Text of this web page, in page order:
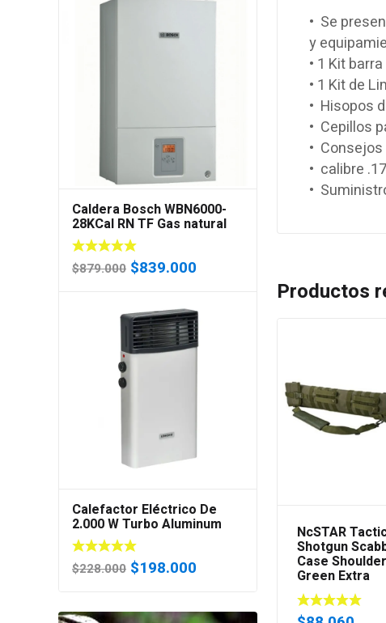
Caldera Bosch WBN6000-
28KCal RN TF Gas natural
(Cámara Estanca)
$879.000 El
original
era:
$879.000.
$839.000
actual
es:
$839.000.
Calefactor Eléctrico De
2.000 W Turbo Aluminum
EE2 (Certificado)
$228.000 El
original
$198.000
actual
• Se
y
• 1 Kit
• 1 Kit de
• Hisopos
• Cepillos
• Consejos
• calibre .17
•
Productos
NcSTAR
Shotgun
Case
Green Extra